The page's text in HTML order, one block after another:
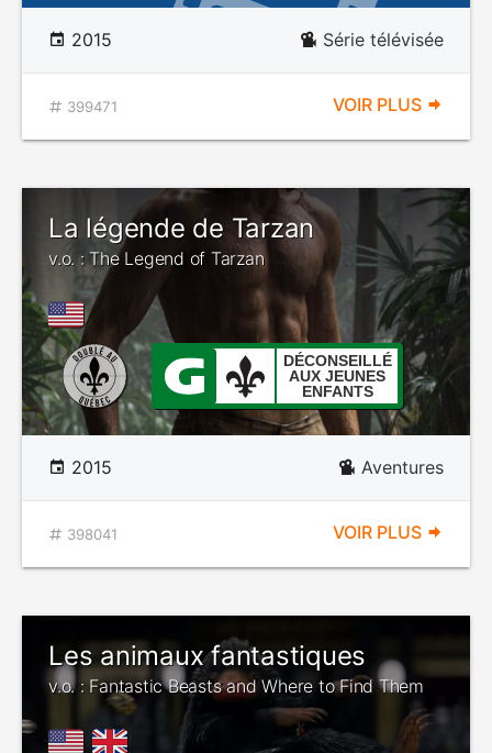
2015 Série télévisée
399471 VOIR PLUS
La légende de Tarzan
v.o. : The Legend of Tarzan
DÉCONSEILLÉ
AUX JEUNES
ENFANTS
2015 Aventures
398041 VOIR PLUS
Les animaux fantastiques
v.o. : Fantastic Beasts and Where to Find Them